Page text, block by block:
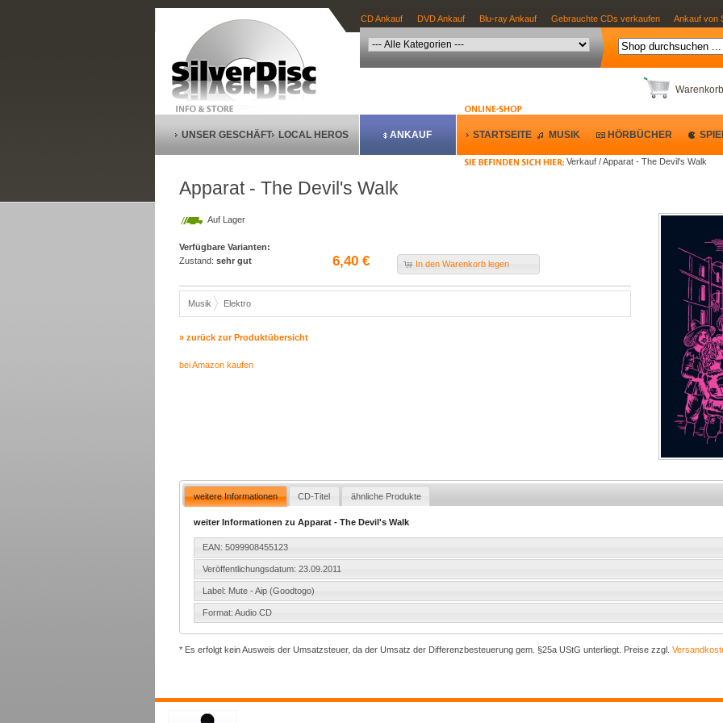
CD Ankauf DVD Ankauf Blu-ray Ankauf Gebrauchte CDs verkaufen Ankauf von
Warenkorb
Verkauf / Apparat - The Devil's Walk
UNSER GESCHÄFT LOCAL HEROS ANKAUF STARTSEITE MUSIK HÖRBÜCHER
Apparat - The Devil's Walk
Auf Lager
Verfügbare Varianten:
Zustand: sehr gut 6,40 € In den Warenkorb legen
Musik Elektro
» zurück zur Produktübersicht
bei Amazon kaufen
weitere Informationen CD-Titel ähnliche Produkte
weiter Informationen zu Apparat - The Devil's Walk
EAN: 5099908455123
Veröffentlichungsdatum: 23.09.2011
Label: Mute - Aip (Goodtogo)
Format: Audio CD
* Es erfolgt kein Ausweis der Umsatzsteuer, da der Umsatz der Differenzbesteuerung gem. §25a UStG unterliegt. Preise zzgl.